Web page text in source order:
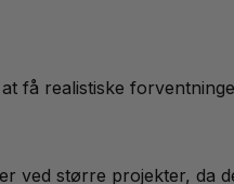
få realistiske
ved større projekter, da